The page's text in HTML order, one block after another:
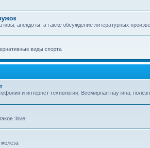
анекдоты, а также обсуждение литературных
виды спорта
и интернет-технологии, Всемирная паутина,
:love: